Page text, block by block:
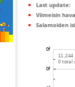
Last update:
Viimeisin
Salamoiden